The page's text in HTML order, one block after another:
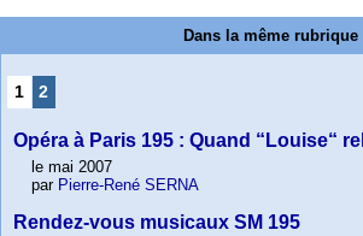
Dans la même rubrique
1 2
Opéra à Paris 195 : Quand “Louise“
le mai 2007
par Pierre-René SERNA
Rendez-vous musicaux SM 195